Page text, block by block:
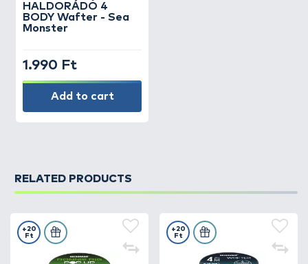
HALDORÁDÓ 4
BODY Wafter - Sea
Monster
1.990 Ft
Add to cart
RELATED PRODUCTS
+20
Ft
+20
Ft